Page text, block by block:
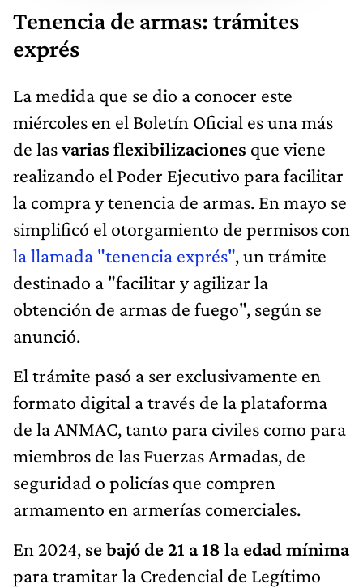
Tenencia de armas: trámites
exprés
La medida que se dio a conocer este
miércoles en el Boletín Oficial es una más
de lasvarias flexibilizaciones que viene
realizando el Poder Ejecutivo para facilitar
la compra y tenencia de armas. En mayo se
simplificó el otorgamiento de permisos con
la llamada "tenencia exprés", un trámite
destinado a "facilitar y agilizar la
obtención de armas de fuego", según se
anunció.
El trámite pasó a ser exclusivamente en
formato digital a través de la plataforma
de la ANMAC, tanto para civiles como para
miembros de las Fuerzas Armadas, de
seguridad o policías que compren
armamento en armerías comerciales.
En 2024, se bajó de 21 a 18 la edad mínima
para tramitar la Credencial de Legítimo